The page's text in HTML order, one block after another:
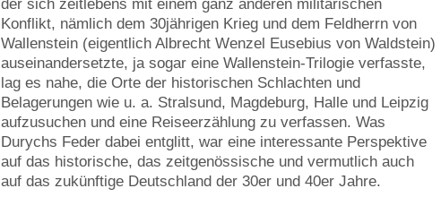
der sich zeitlebens mit einem ganz anderen militärischen
Konflikt, nämlich dem 30jährigen Krieg und dem Feldherrn von
Wallenstein (eigentlich Albrecht Wenzel Eusebius von Waldstein)
auseinandersetzte, ja sogar eine Wallenstein-Trilogie verfasste,
lag es nahe, die Orte der historischen Schlachten und
Belagerungen wie u. a. Stralsund, Magdeburg, Halle und Leipzig
aufzusuchen und eine Reiseerzählung zu verfassen. Was
Durychs Feder dabei entglitt, war eine interessante Perspektive
auf das historische, das zeitgenössische und vermutlich auch
auf das zukünftige Deutschland der 30er und 40er Jahre.